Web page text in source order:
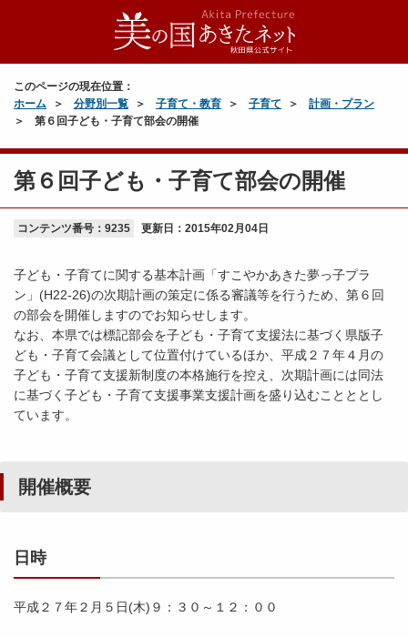
このページの現在位置：
ホーム
分野別一覧 子育て・教育 子育て
計画・プラン
第６回子ども・子育て部会の開催
第６回子ども・子育て部会の開催
コンテンツ番号：9235 更新日： 2015年02月04日
子ども・子育てに関する基本計画「すこやかあきた夢っ子プラ
ン」(H22-26)の次期計画の策定に係る審議等を行うため、第６回
の部会を開催しますのでお知らせします。
なお、本県では標記部会を子ども・子育て支援法に基づく県版子
ども・子育て会議として位置付けているほか、平成２７年４月の
子ども・子育て支援新制度の本格施行を控え、次期計画には同法
に基づく子ども・子育て支援事業支援計画を盛り込むことととし
ています。
開催概要
日時
平成２７年２月５日(木)９：３０～１２：００